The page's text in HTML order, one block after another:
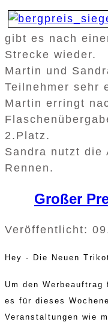
gibt es nach
Strecke wieder.
Martin und
Teilnehmer sehr
Martin erringt
2.Platz.
Sandra nutzt die
Rennen.
Großer
Veröffentlicht:
Hey - Die Neuen
Um den
es für dieses
Veranstaltungen wie